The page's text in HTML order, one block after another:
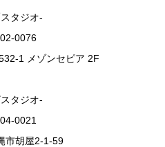
タジオ-
0076
1 メゾンセピア 2F
タジオ-
0021
市胡屋2-1-59